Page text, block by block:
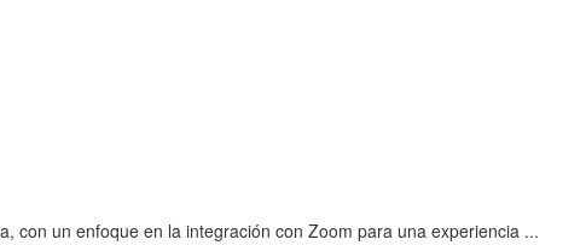
con un enfoque en la integración con Zoom para una experiencia ...